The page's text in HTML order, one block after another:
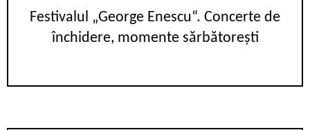
Festivalul „George Enescu“. Concerte de
închidere, momente sărbătorești